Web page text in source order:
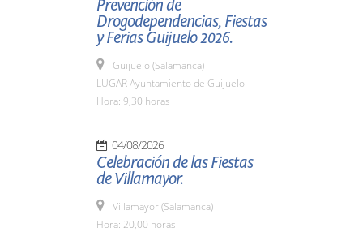
Prevención de
Drogodependencias, Fiestas
y Ferias Guijuelo 2026.
Guijuelo (Salamanca)
LUGAR Ayuntamiento de Guijuelo
Hora: 9,30 horas
04/08/2026
Celebración de las Fiestas
de Villamayor.
Villamayor (Salamanca)
Hora: 20,00 horas